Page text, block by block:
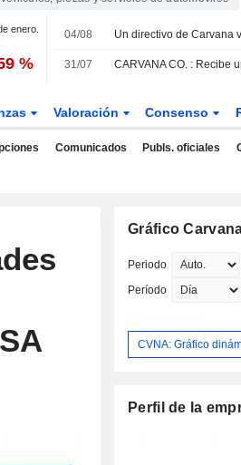
enero.
%
04/08
31/07
Valoración Consenso
Comunicados Publs. oficiales
Gráfico
Periodo
Período
CVNA: Gráfico
Perfil de la